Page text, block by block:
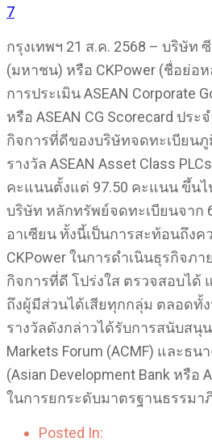
7
กรุงเทพฯ 21 ส.ค. 2568 – บริษัท
(มหาชน) หรือ CKPower (ชื่อย่อ
การประเมิน ASEAN Corporate
หรือ ASEAN CG Scorecard ปร
กิจการที่ดีของบริษัทจดทะเบียนภู
รางวัล ASEAN Asset Class
คะแนนตั้งแต่ 97.50 คะแนน ขึ้นไ
บริษัท หลักทรัพย์จดทะเบียนจาก
อาเซียน ทั้งนี้เป็นการสะท้อนถึง
CKPower ในการดำเนินธุรกิจภ
กิจการที่ดี โปร่งใส ตรวจสอบได้
ถึงผู้มีส่วนได้เสียทุกกลุ่ม ตลอดทั้
รางวัลดังกล่าวได้รับการสนับสนุน
Markets Forum (ACMF) และธน
(Asian Development Bank หรื
ในการยกระดับมาตรฐานธรรม
Posted In: